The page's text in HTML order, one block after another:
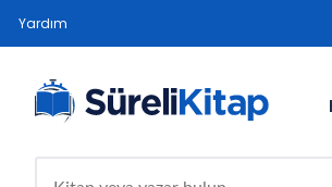
Yardım